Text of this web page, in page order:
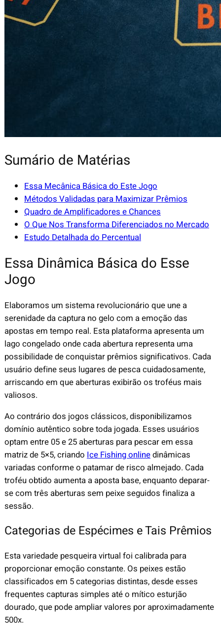
Sumário de Matérias
Essa Mecânica Básica do Este Jogo
Métodos Validadas para Maximizar Prêmios
Quadro de Amplificadores e Chances
O Que Nos Transforma Diferenciados no Mercado
Estudo Detalhada do Percentual
Essa Dinâmica Básica do Esse
Jogo
Elaboramos um sistema revolucionário que une a
serenidade da captura no gelo com a emoção das
apostas em tempo real. Esta plataforma apresenta um
lago congelado onde cada abertura representa uma
possibilidade de conquistar prêmios significativos. Cada
usuário define seus lugares de pesca cuidadosamente,
arriscando em que aberturas exibirão os troféus mais
valiosos.
Ao contrário dos jogos clássicos, disponibilizamos
domínio autêntico sobre toda jogada. Esses usuários
optam entre 05 e 25 aberturas para pescar em essa
matriz de 5×5, criando Ice Fishing onlinedinâmicas
variadas conforme o patamar de risco almejado. Cada
troféu obtido aumenta a aposta base, enquanto deparar-
se com três aberturas sem peixe seguidos finaliza a
sessão.
Categorias de Espécimes e Tais Prêmios
Esta variedade pesqueira virtual foi calibrada para
proporcionar emoção constante. Os peixes estão
classificados em 5 categorias distintas, desde esses
frequentes capturas simples até o mítico esturjão
dourado, que pode ampliar valores por aproximadamente
500x.